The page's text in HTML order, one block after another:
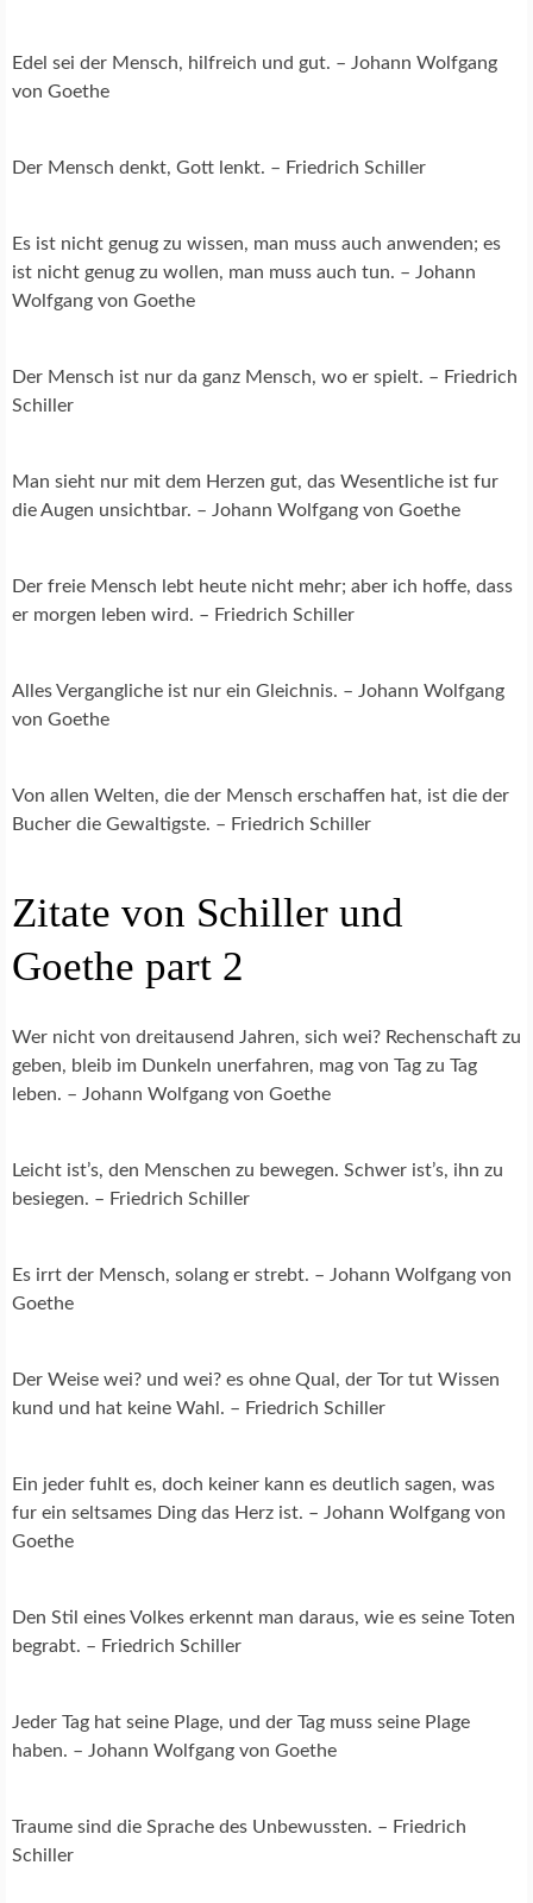
Edel sei der Mensch, hilfreich und gut. – Johann Wolfgang
von Goethe
Der Mensch denkt, Gott lenkt. – Friedrich Schiller
Es ist nicht genug zu wissen, man muss auch anwenden; es
ist nicht genug zu wollen, man muss auch tun. – Johann
Wolfgang von Goethe
Der Mensch ist nur da ganz Mensch, wo er spielt. – Friedrich
Schiller
Man sieht nur mit dem Herzen gut, das Wesentliche ist fur
die Augen unsichtbar. – Johann Wolfgang von Goethe
Der freie Mensch lebt heute nicht mehr; aber ich hoffe, dass
er morgen leben wird. – Friedrich Schiller
Alles Vergangliche ist nur ein Gleichnis. – Johann Wolfgang
von Goethe
Von allen Welten, die der Mensch erschaffen hat, ist die der
Bucher die Gewaltigste. – Friedrich Schiller
Zitate von Schiller und
Goethe part 2
Wer nicht von dreitausend Jahren, sich wei? Rechenschaft zu
geben, bleib im Dunkeln unerfahren, mag von Tag zu Tag
leben. – Johann Wolfgang von Goethe
Leicht ist’s, den Menschen zu bewegen. Schwer ist’s, ihn zu
besiegen. – Friedrich Schiller
Es irrt der Mensch, solang er strebt. – Johann Wolfgang von
Goethe
Der Weise wei? und wei? es ohne Qual, der Tor tut Wissen
kund und hat keine Wahl. – Friedrich Schiller
Ein jeder fuhlt es, doch keiner kann es deutlich sagen, was
fur ein seltsames Ding das Herz ist. – Johann Wolfgang von
Goethe
Den Stil eines Volkes erkennt man daraus, wie es seine Toten
begrabt. – Friedrich Schiller
Jeder Tag hat seine Plage, und der Tag muss seine Plage
haben. – Johann Wolfgang von Goethe
Traume sind die Sprache des Unbewussten. – Friedrich
Schiller